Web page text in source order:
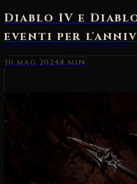
Diablo IV e
eventi per
30 mag 20248 min